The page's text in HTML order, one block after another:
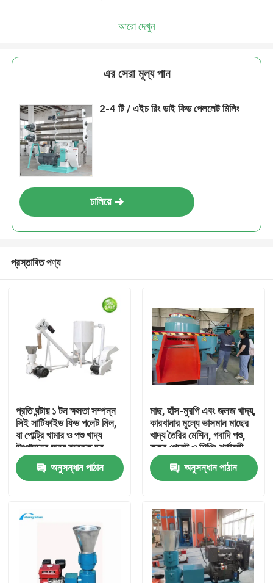
VR প্রদর্শন
আরো দেখুন
এর সেরা মূল্য পান
2-4 টি / এইচ রিং ডাই ফিড পেললেট মিলিং
চালিয়ে
প্রস্তাবিত পণ্য
প্রতি ঘন্টায় ১ টন ক্ষমতা সম্পন্ন
সিই সার্টিফাইড ফিড পলেট মিল,
যা পোল্ট্রি খামার ও পশু খাদ্য
উৎপাদনের জন্য ব্যবহৃত হয়
অনুসন্ধান পাঠান
মাছ, হাঁস-মুরগি এবং জলজ খাদ্য,
কারখানার মূল্যে ভাসমান মাছের
খাদ্য তৈরির মেশিন, গবাদি পশু,
কুকুর পেমেন্ট ও শিপিং শর্তাবলী
অনুসন্ধান পাঠান